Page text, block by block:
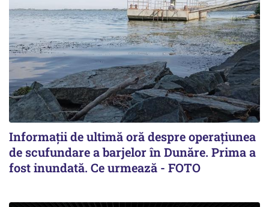
Informații de ultimă oră despre operațiunea
de scufundare a barjelor în Dunăre. Prima a
fost inundată. Ce urmează - FOTO